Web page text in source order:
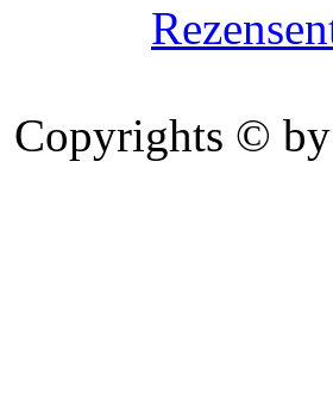
Copyrights © by